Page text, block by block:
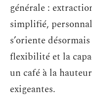
générale :
simplifié,
s’oriente
flexibilité et la
un café à la
exigeantes.